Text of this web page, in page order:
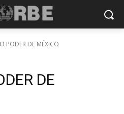
PODER DE MÉXICO
DE